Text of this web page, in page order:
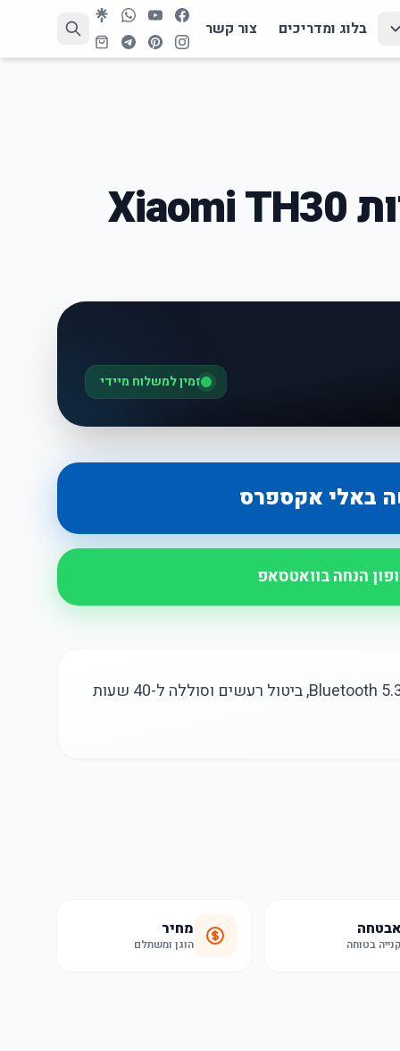
בלוג ומדריכים צור קשר
אוזניות אלחוטיות Xiaomi TH30
זמין למשלוח מיידי
באלי אקספרס
הנחה בוואטסאפ
אוזניות Xiaomi TH30 אלחוטיות, עם Bluetooth 5.3, ביטול רעשים וסוללה ל-40 שעות
בטוחה
מחיר
הוגן ומשתלם